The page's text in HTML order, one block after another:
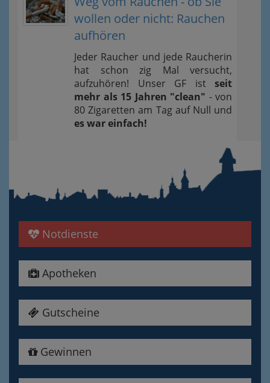
wollen oder nicht: Rauchen
aufhören
Jeder Raucher und jede Raucherin
hat schon zig Mal versucht,
aufzuhören! Unser GF ist seit
mehr als 15 Jahren "clean" - von
80 Zigaretten am Tag auf Null und
es war einfach!
Notdienste
Apotheken
Gutscheine
Gewinnen